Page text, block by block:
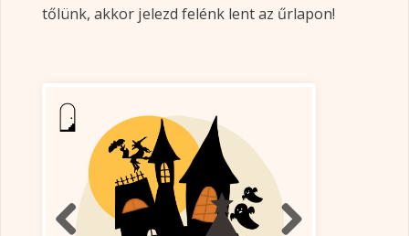
tőlünk, akkor jelezd felénk lent az űrlapon!